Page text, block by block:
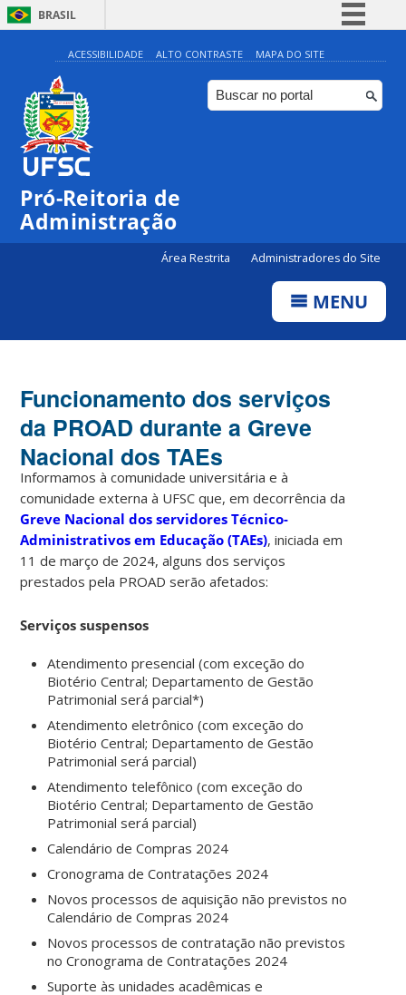
BRASIL
Simplifique!
Comunica BR
Participe
ACESSIBILIDADE ALTO CONTRASTE MAPA DO SITE
Pró-Reitoria de
Administração
Área Restrita Administradores do Site
MENU
Funcionamento dos serviços
da PROAD durante a Greve
Nacional dos TAEs
Informamos à comunidade universitária e à
comunidade externa à UFSC que, em decorrência da
Greve Nacional dos servidores Técnico-
Administrativos em Educação (TAEs), iniciada em
11 de março de 2024, alguns dos serviços
prestados pela PROAD serão afetados:
Serviços suspensos
Atendimento presencial (com exceção do
Biotério Central; Departamento de Gestão
Patrimonial será parcial*)
Atendimento eletrônico (com exceção do
Biotério Central; Departamento de Gestão
Patrimonial será parcial)
Atendimento telefônico (com exceção do
Biotério Central; Departamento de Gestão
Patrimonial será parcial)
Calendário de Compras 2024
Cronograma de Contratações 2024
Novos processos de aquisição não previstos no
Calendário de Compras 2024
Novos processos de contratação não previstos
no Cronograma de Contratações 2024
Suporte às unidades acadêmicas e